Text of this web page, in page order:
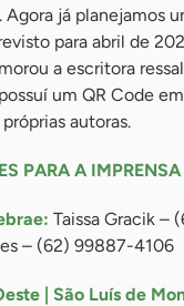
Agora já planejamos
para abril de
a escritora
um QR Code
autoras.
PARA A IMPRENSA
Taissa Gracik –
– (62) 99887-4106
| São Luís de